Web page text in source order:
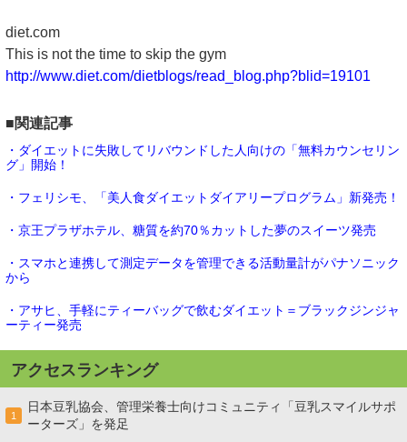
diet.com
This is not the time to skip the gym
http://www.diet.com/dietblogs/read_blog.php?blid=19101
■関連記事
・ダイエットに失敗してリバウンドした人向けの「無料カウンセリン
グ」開始！
・フェリシモ、「美人食ダイエットダイアリープログラム」新発売！
・京王プラザホテル、糖質を約70％カットした夢のスイーツ発売
・スマホと連携して測定データを管理できる活動量計がパナソニック
から
・アサヒ、手軽にティーバッグで飲むダイエット＝ブラックジンジャ
ーティー発売
アクセスランキング
1
日本豆乳協会、管理栄養士向けコミュニティ「豆乳スマイルサポ
ーターズ」を発足